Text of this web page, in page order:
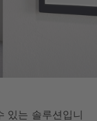
있는 솔루션입니